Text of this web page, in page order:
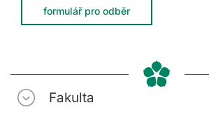
formulář pro odběr
Fakulta